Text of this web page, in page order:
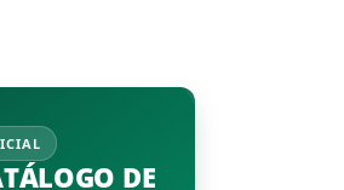
DE